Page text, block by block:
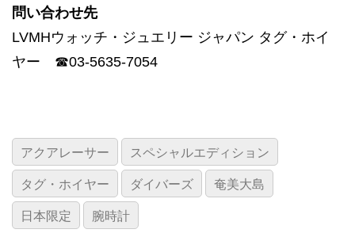
問い合わせ先
LVMHウォッチ・ジュエリー ジャパン タグ・ホイ
ヤー ☎︎03-5635-7054
アクアレーサー スペシャルエディション
タグ・ホイヤー ダイバーズ 奄美大島
日本限定 腕時計